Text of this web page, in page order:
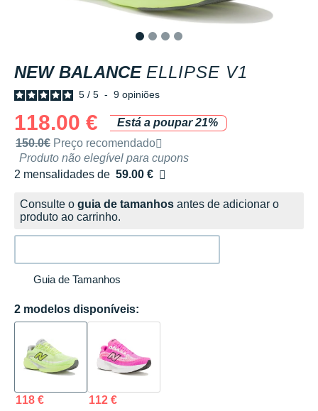
NEW BALANCE ELLIPSE V1
5 / 5 - 9 opiniões
118.00 €
Está a poupar 21%
Preço de venda recomendado pela marca
150.0€ Preço recomendado
Produto não elegível para cupons
2 mensalidades de 59.00 €
sem custos
Consulte o guia de tamanhos antes de adicionar o
produto ao carrinho.
Guia de Tamanhos
2 modelos disponíveis:
118 € 112 €